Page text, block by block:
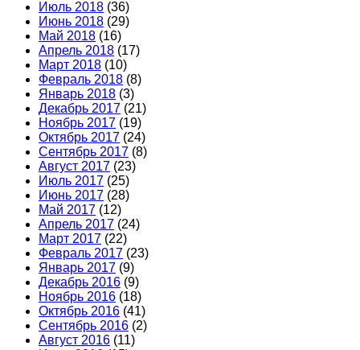
Июль 2018 (36)
Июнь 2018 (29)
Май 2018 (16)
Апрель 2018 (17)
Март 2018 (10)
Февраль 2018 (8)
Январь 2018 (3)
Декабрь 2017 (21)
Ноябрь 2017 (19)
Октябрь 2017 (24)
Сентябрь 2017 (8)
Август 2017 (23)
Июль 2017 (25)
Июнь 2017 (28)
Май 2017 (12)
Апрель 2017 (24)
Март 2017 (22)
Февраль 2017 (23)
Январь 2017 (9)
Декабрь 2016 (9)
Ноябрь 2016 (18)
Октябрь 2016 (41)
Сентябрь 2016 (2)
Август 2016 (11)